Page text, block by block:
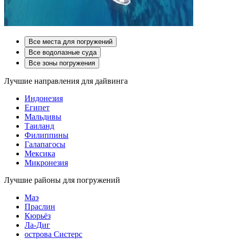
Все места для погружений
Все водолазные суда
Все зоны погружения
Лучшие направления для дайвинга
Индонезия
Египет
Мальдивы
Таиланд
Филиппины
Галапагосы
Мексика
Микронезия
Лучшие районы для погружений
Маэ
Праслин
Кюрьёз
Ла-Диг
острова Систерс